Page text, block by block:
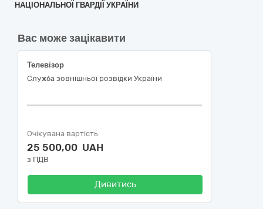
НАЦІОНАЛЬНОЇ ГВАРДІЇ УКРАЇНИ
Вас може зацікавити
Телевізор
Служба зовнішньої розвідки України
Очікувана вартість
25 500,00 UAH
з ПДВ
Дивитись